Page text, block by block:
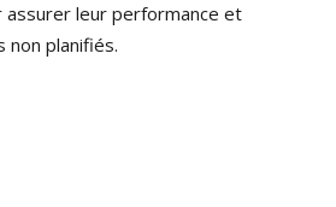
assurer leur performance et
planifiés.